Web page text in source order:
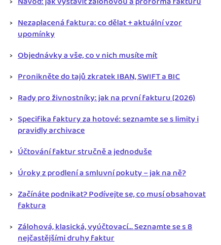
Nezaplacená faktura: co dělat + aktuální vzor
upomínky
Objednávky a vše, co v nich musíte mít
Pronikněte do tajů zkratek IBAN, SWIFT a BIC
Rady pro živnostníky: jak na první fakturu (2026)
Specifika faktury za hotové: seznamte se s limity i
pravidly archivace
Účtování faktur stručně a jednoduše
Úroky z prodlení a smluvní pokuty – jak na ně?
Začínáte podnikat? Podívejte se, co musí obsahovat
faktura
Zálohová, klasická, vyúčtovací… Seznamte se s 8
nejčastějšími druhy faktur